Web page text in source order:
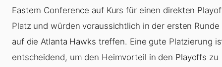
Eastern Conference auf Kurs für einen direkten
Platz und würden voraussichtlich in der ersten Runde
auf die Atlanta Hawks treffen. Eine gute Platzierung
entscheidend, um den Heimvorteil in den Playoffs zu